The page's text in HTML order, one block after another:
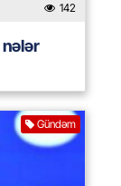
142
nələr
Gündəm